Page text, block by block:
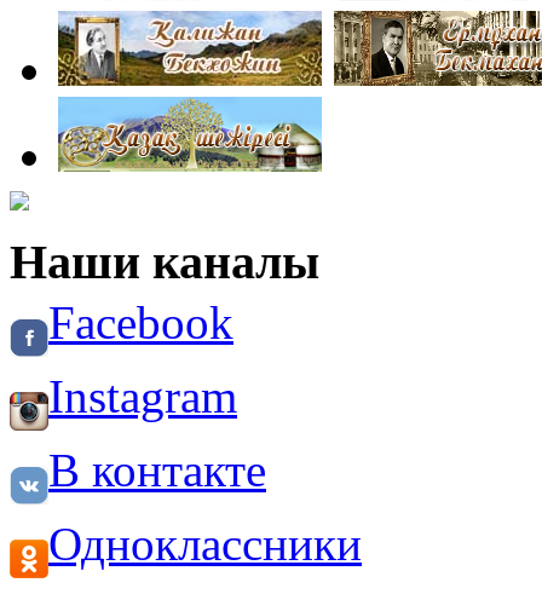
Наши каналы
Facebook
Instagram
В контакте
Одноклассники